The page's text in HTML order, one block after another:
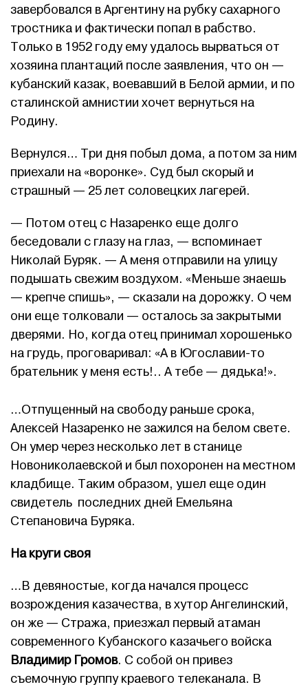
завербовался в Аргентину на рубку сахарного
тростника и фактически попал в рабство.
Только в 1952 году ему удалось вырваться от
хозяина плантаций после заявления, что он —
кубанский казак, воевавший в Белой армии, и по
сталинской амнистии хочет вернуться на
Родину.
Вернулся… Три дня побыл дома, а потом за ним
приехали на «воронке». Суд был скорый и
страшный — 25 лет соловецких лагерей.
— Потом отец с Назаренко еще долго
беседовали с глазу на глаз, — вспоминает
Николай Буряк. — А меня отправили на улицу
подышать свежим воздухом. «Меньше знаешь
— крепче спишь», — сказали на дорожку. О чем
они еще толковали — осталось за закрытыми
дверями. Но, когда отец принимал хорошенько
на грудь, проговаривал: «А в Югославии-то
брательник у меня есть!.. А тебе — дядька!».
…Отпущенный на свободу раньше срока,
Алексей Назаренко не зажился на белом свете.
Он умер через несколько лет в станице
Новониколаевской и был похоронен на местном
кладбище. Таким образом, ушел еще один
свидетель последних дней Емельяна
Степановича Буряка.
На круги своя
…В девяностые, когда начался процесс
возрождения казачества, в хутор Ангелинский,
он же — Стража, приезжал первый атаман
современного Кубанского казачьего войска
Владимир Громов. С собой он привез
съемочную группу краевого телеканала. В